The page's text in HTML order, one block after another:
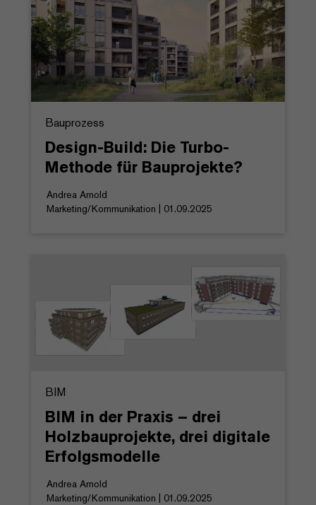
Bauprozess
Design-Build: Die Turbo-
Methode für Bauprojekte?
Andrea Arnold
Marketing/Kommunikation | 01.09.2025
BIM
BIM in der Praxis – drei
Holzbauprojekte, drei digitale
Erfolgsmodelle
Andrea Arnold
Marketing/Kommunikation | 01.09.2025